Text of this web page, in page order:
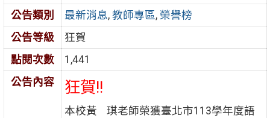
公告類別
最新消息, 教師專區, 榮譽榜
公告等級
狂賀
點閱次數
1,441
公告內容
狂賀!!
本校黃 琪老師榮獲臺北市113學年度語